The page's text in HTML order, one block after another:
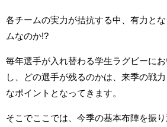
各チームの実力が拮抗する中、有力と
ムなのか!?
毎年選手が入れ替わる学生ラグビーに
し、どの選手が残るのかは、来季の戦
なポイントとなってきます。
そこでここでは、今季の基本布陣を振